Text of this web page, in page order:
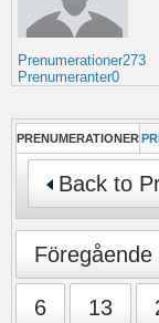
Prenumerationer273
Prenumeranter0
PRENUMERATIONER
Back to
Föregående
6 13